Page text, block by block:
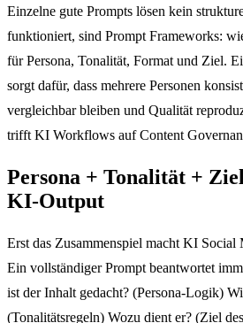
Einzelne gute Prompts lösen kein
funktioniert, sind Prompt Frameworks:
für Persona, Tonalität, Format und Ziel.
sorgt dafür, dass mehrere Personen
vergleichbar bleiben und Qualität
trifft KI Workflows auf Content
Persona + Tonalität +
KI-Output
Erst das Zusammenspiel macht KI Social
Ein vollständiger Prompt beantwortet
ist der Inhalt gedacht? (Persona-Logik)
(Tonalitätsregeln) Wozu dient er? (Ziel